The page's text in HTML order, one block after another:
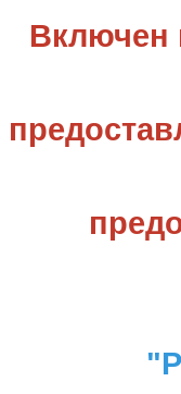
Включен